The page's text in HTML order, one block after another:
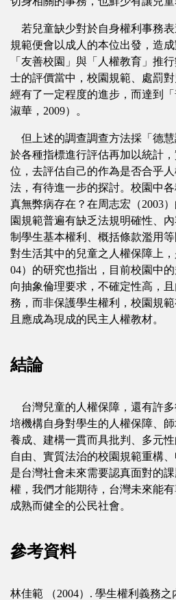
若兒童缺少對於自身權利事務
規範便會以成人的本位出發，造
「友善校園」與「人權教育」推
士的評價當中，校園規範、處罰
經有了一定程度的進步，而達到
淑華，2009）。
但上述的調查調查方法採「德
於各種指標進行評估再加以統計
位，去評估自己的作為是否合乎
法，有待進一步的探討。校園中
真無弊病存在？在周志宏（2003
園規範普遍有缺乏法規明確性、
制學生基本權利、概括條款濫用
對生活其中的兒童之人權保障上
04）的研究也指出，目前校園中
向抽象倫理要求，不確定性高，
務，而非保護學生權利，校園規
且應成為現成的民主人權教材。
結論
台灣兒童的人權保障，還有許
培機構自身對學生的人權保障、
養成、建構一貫而具批判、多元
自由、實質法治的校園規範重構
是台灣社會未來需要認真面對的
權，我們才能期待，台灣未來能
成熟而健全的公民社會。
參考資料
林佳範 （2004）. 學生權利義務